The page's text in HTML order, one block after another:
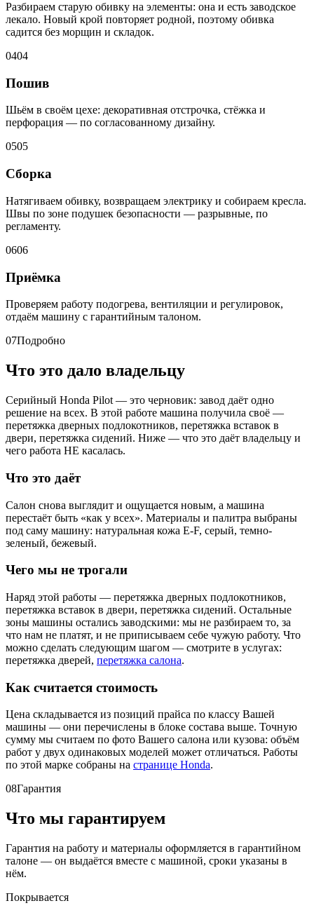
Разбираем старую обивку на элементы: она и есть заводское
лекало. Новый крой повторяет родной, поэтому обивка
садится без морщин и складок.
0404
Пошив
Шьём в своём цехе: декоративная отстрочка, стёжка и
перфорация — по согласованному дизайну.
0505
Сборка
Натягиваем обивку, возвращаем электрику и собираем кресла.
Швы по зоне подушек безопасности — разрывные, по
регламенту.
0606
Приёмка
Проверяем работу подогрева, вентиляции и регулировок,
отдаём машину с гарантийным талоном.
07Подробно
Что это дало владельцу
Серийный Honda Pilot — это черновик: завод даёт одно
решение на всех. В этой работе машина получила своё —
перетяжка дверных подлокотников, перетяжка вставок в
двери, перетяжка сидений. Ниже — что это даёт владельцу и
чего работа НЕ касалась.
Что это даёт
Салон снова выглядит и ощущается новым, а машина
перестаёт быть «как у всех». Материалы и палитра выбраны
под саму машину: натуральная кожа E-F, серый, темно-
зеленый, бежевый.
Чего мы не трогали
Наряд этой работы — перетяжка дверных подлокотников,
перетяжка вставок в двери, перетяжка сидений. Остальные
зоны машины остались заводскими: мы не разбираем то, за
что нам не платят, и не приписываем себе чужую работу. Что
можно сделать следующим шагом — смотрите в услугах:
перетяжка дверей, перетяжка салона.
Как считается стоимость
Цена складывается из позиций прайса по классу Вашей
машины — они перечислены в блоке состава выше. Точную
сумму мы считаем по фото Вашего салона или кузова: объём
работ у двух одинаковых моделей может отличаться. Работы
по этой марке собраны на странице Honda.
08Гарантия
Что мы гарантируем
Гарантия на работу и материалы оформляется в гарантийном
талоне — он выдаётся вместе с машиной, сроки указаны в
нём.
Покрывается